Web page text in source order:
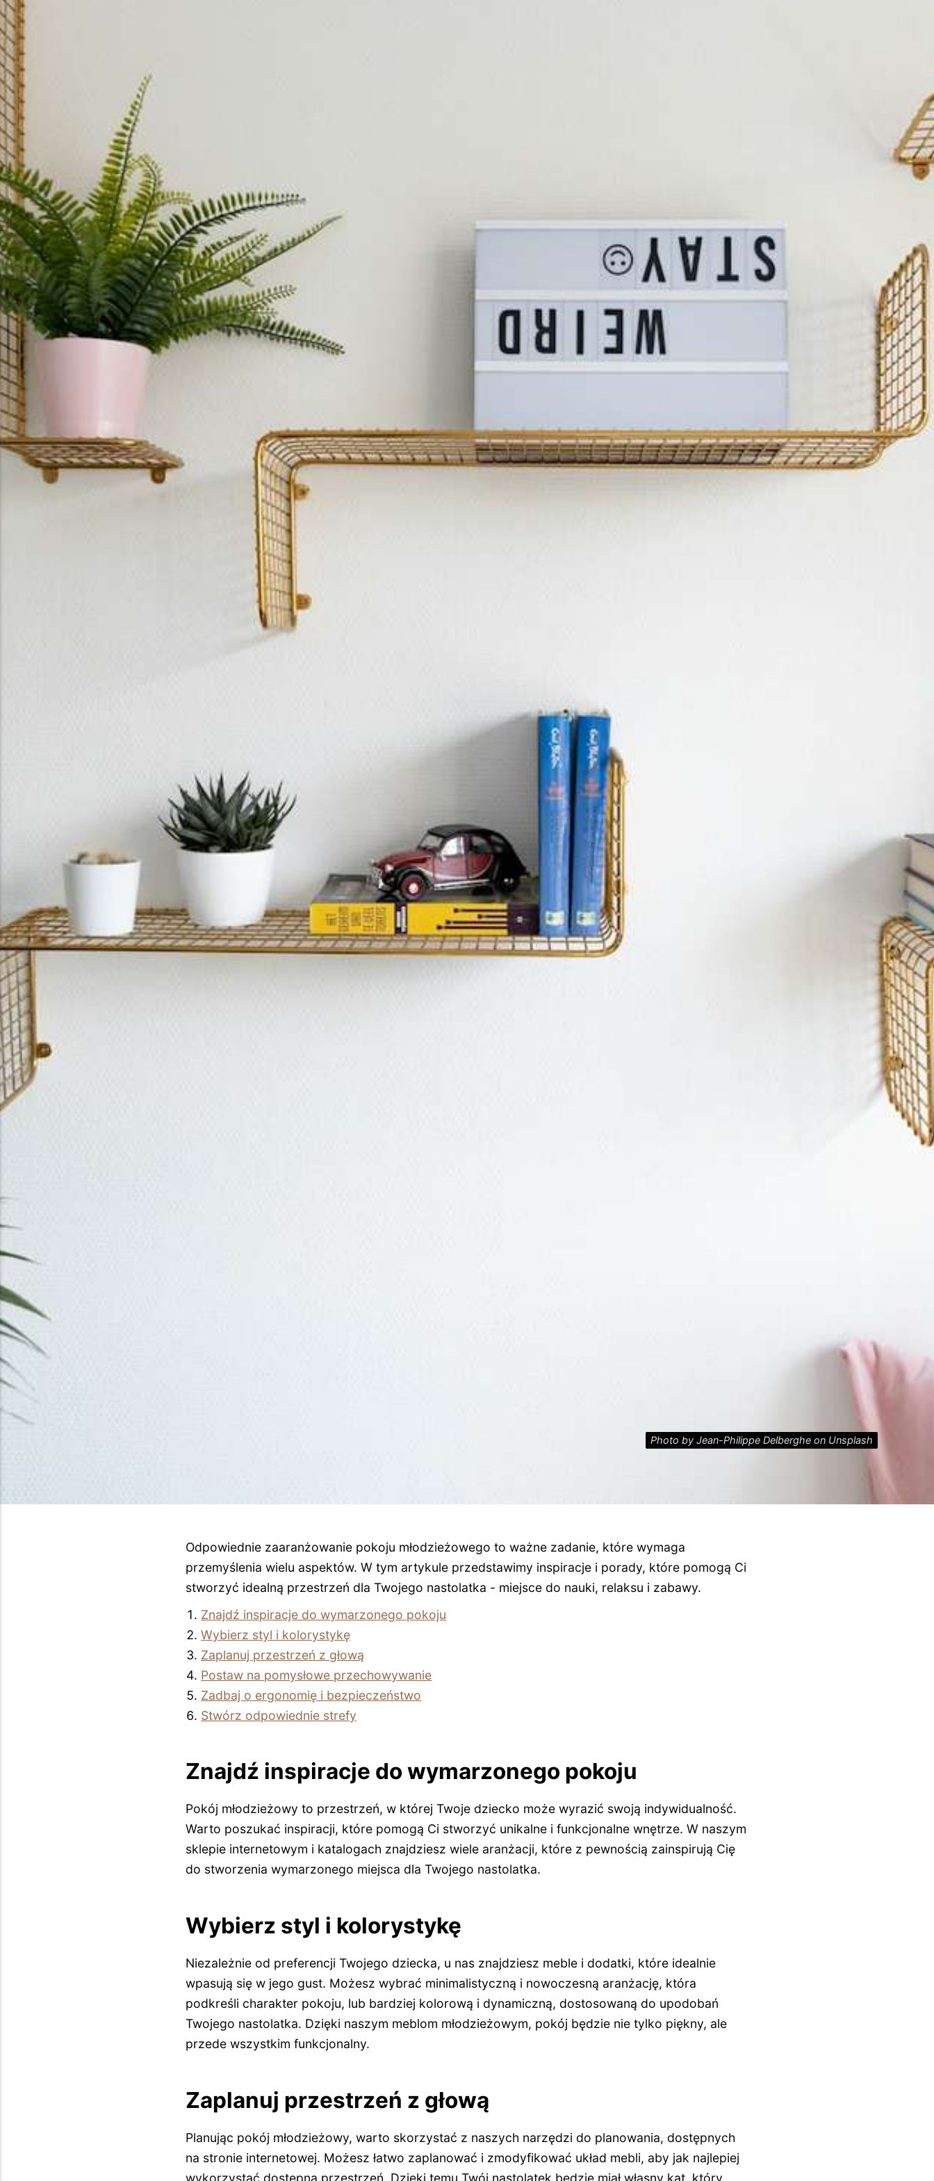
Photo by Jean-Philippe Delberghe on Unsplash
Odpowiednie zaaranżowanie pokoju młodzieżowego to ważne zadanie, które wymaga
przemyślenia wielu aspektów. W tym artykule przedstawimy inspiracje i porady, które pomogą Ci
stworzyć idealną przestrzeń dla Twojego nastolatka - miejsce do nauki, relaksu i zabawy.
Znajdź inspiracje do wymarzonego pokoju
Wybierz styl i kolorystykę
Zaplanuj przestrzeń z głową
Postaw na pomysłowe przechowywanie
Zadbaj o ergonomię i bezpieczeństwo
Stwórz odpowiednie strefy
Znajdź inspiracje do wymarzonego pokoju
Pokój młodzieżowy to przestrzeń, w której Twoje dziecko może wyrazić swoją indywidualność.
Warto poszukać inspiracji, które pomogą Ci stworzyć unikalne i funkcjonalne wnętrze. W naszym
sklepie internetowym i katalogach znajdziesz wiele aranżacji, które z pewnością zainspirują Cię
do stworzenia wymarzonego miejsca dla Twojego nastolatka.
Wybierz styl i kolorystykę
Niezależnie od preferencji Twojego dziecka, u nas znajdziesz meble i dodatki, które idealnie
wpasują się w jego gust. Możesz wybrać minimalistyczną i nowoczesną aranżację, która
podkreśli charakter pokoju, lub bardziej kolorową i dynamiczną, dostosowaną do upodobań
Twojego nastolatka. Dzięki naszym meblom młodzieżowym, pokój będzie nie tylko piękny, ale
przede wszystkim funkcjonalny.
Zaplanuj przestrzeń z głową
Planując pokój młodzieżowy, warto skorzystać z naszych narzędzi do planowania, dostępnych
na stronie internetowej. Możesz łatwo zaplanować i zmodyfikować układ mebli, aby jak najlepiej
wykorzystać dostępną przestrzeń. Dzięki temu Twój nastolatek będzie miał własny kąt, który